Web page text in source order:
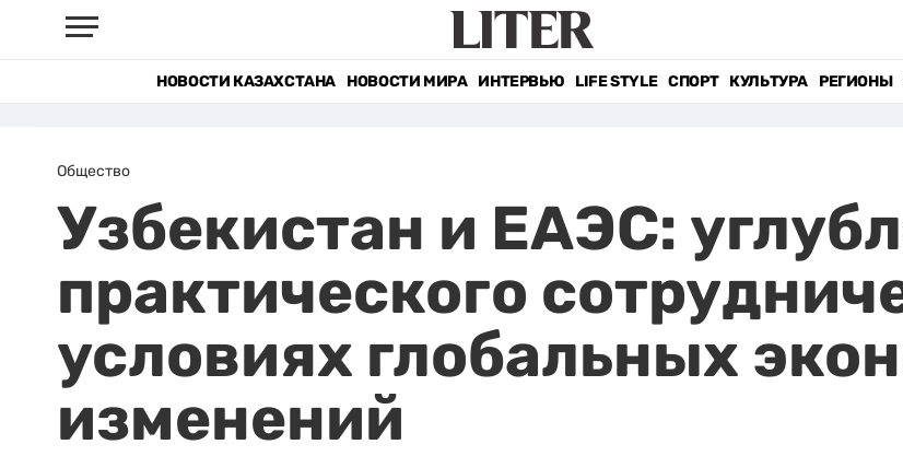
НОВОСТИ КАЗАХСТАНА НОВОСТИ МИРА ИНТЕРВЬЮ LIFE STYLE СПОРТ КУЛЬТУРА РЕГИОНЫ
Общество
Узбекистан и ЕАЭС:
практического
условиях глобальных
изменений